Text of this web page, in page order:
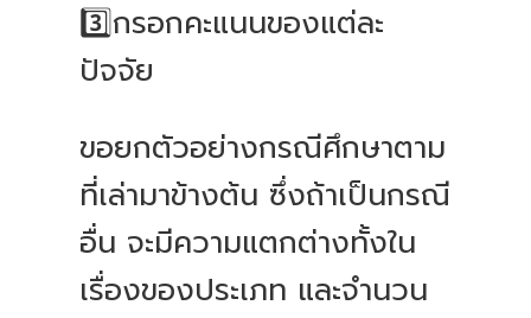
3️⃣กรอกคะแนนของแต่ละ
ปัจจัย
ขอยกตัวอย่างกรณีศึกษาตาม
ที่เล่ามาข้างต้น ซึ่งถ้าเป็นกรณี
อื่น จะมีความแตกต่างทั้งใน
เรื่องของประเภท และจำนวน